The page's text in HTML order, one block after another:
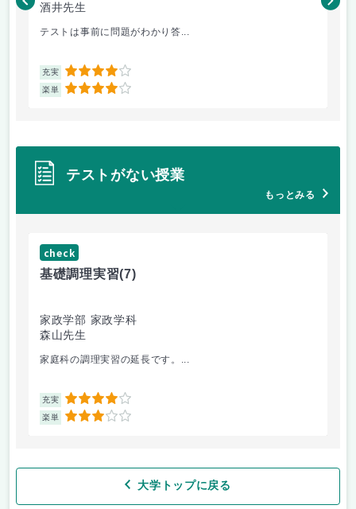
酒井先生
テストは事前に問題がわかり答...
充実 4
楽単 4
村
テストがない授業
もっとみる
check
基礎調理実習(7)
家政学部 家政学科
森山先生
家庭科の調理実習の延長です。...
充実 4
楽単 3
大学トップに戻る